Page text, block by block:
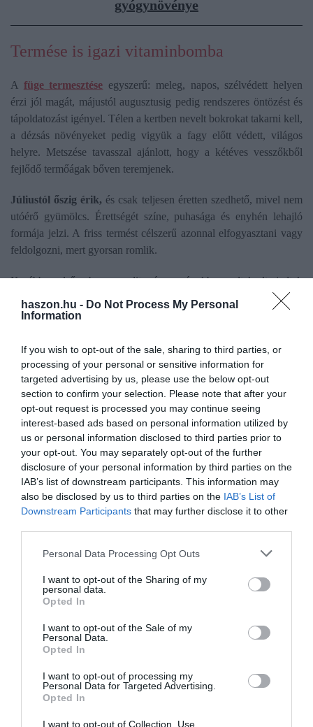
haszon.hu - Do Not Process My Personal
Information
If you wish to opt-out of the sale, sharing to third parties, or
processing of your personal or sensitive information for
targeted advertising by us, please use the below opt-out
section to confirm your selection. Please note that after your
opt-out request is processed you may continue seeing
interest-based ads based on personal information utilized by
us or personal information disclosed to third parties prior to
your opt-out. You may separately opt-out of the further
disclosure of your personal information by third parties on the
IAB’s list of downstream participants. This information may
also be disclosed by us to third parties on the IAB’s List of
Downstream Participants that may further disclose it to other
Please note that this website/app uses one or more Google
not limited to your visit or usage behaviour. You may click to
grant or deny consent to Google and its third-party tags to
use your data for below specified purposes in below Google
consent section.
Personal Data Processing Opt Outs
I want to opt-out of the Sharing of my
personal data.
Opted In
I want to opt-out of the Sale of my
Personal Data.
Opted In
I want to opt-out of processing my
Personal Data for Targeted Advertising.
Opted In
I want to opt-out of Collection, Use,
gyógynövénye
Termése is igazi vitaminbomba
A füge termesztése egyszerű: meleg, napos, szélvédett helyen
érzi jól magát, májustól augusztusig pedig rendszeres öntözést és
tápoldatozást igényel. Télen a kertben nevelt bokrokat takarni kell,
a dézsás növényeket pedig vigyük a fagy előtt védett, világos
helyre. Metszése tavasszal ajánlott, hogy a kétéves vesszőkből
fejlődő termőágak bőven teremjenek.
Júliustól őszig érik, és csak teljesen éretten szedhető, mivel nem
utóérő gyümölcs. Érettségét színe, puhasága és enyhén lehajló
formája jelzi. A friss termést célszerű azonnal elfogyasztani vagy
feldolgozni, mert gyorsan romlik.
Korábban elsősorban a mediterrán országokban voltak elterjedtek
a fügefák, azonban a klímaváltozás hatására hazánkban is egyre
gyakrabban találkozni lehet a növénnyel. Kevés kártevője és
rengeteg fényre és melegre van szüksége ahhoz, hogy bőséges
termést hozzon.
Nagyon fontos, hogyősszel se feledkezzünk meg a metszéséről.
Télre érdemes betakarni. A takaráshoz a legmegfelelőbb a
lombhullatást követően a növényt körbekeríteni, például
dróthálóval, a belsejét pedig feltölteni falevéllel. A tetejét pedig
fedjük le kartonpapírral. A fügebokor telepítésénél az első szüretre
körülbelül három-négy évet kell várni, és utána ősszel már
kóstolhatjuk is a gyümölcsöt.
Olvasd el ezt is!
Így óvd meg a fügédet a fagyoktól
Jól bírja a füge a magyar klímát
növénytermesztés